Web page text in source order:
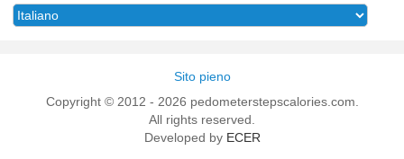
Sito pieno
Copyright © 2012 - 2026 pedometerstepscalories.com.
All rights reserved.
Developed by ECER